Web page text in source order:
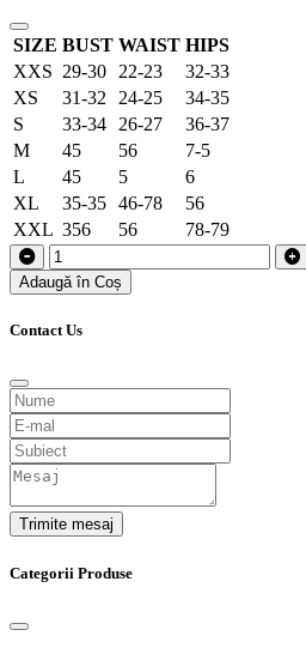
SIZE BUST WAIST HIPS
XXS 29-30 22-23
32-33
XS
31-32 24-25
34-35
S
33-34 26-27
36-37
M
45 56
7-5
L
45 5
6
XL
35-35 46-78
56
XXL 356 56 78-79
Adaugă în Coș
Contact Us
Trimite mesaj
Categorii Produse